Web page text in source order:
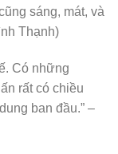
sáng, mát, và
Thạnh)
Có những
rất có chiều
ban đầu.” –